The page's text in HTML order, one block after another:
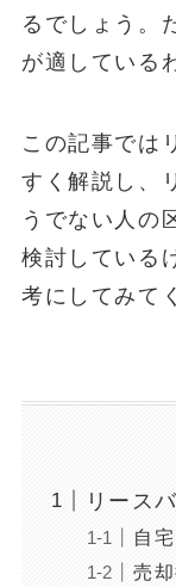
るでしょう。
が適している
この記事では
すく解説し、
うでない人の
検討している
考にしてみて
リース
自
売